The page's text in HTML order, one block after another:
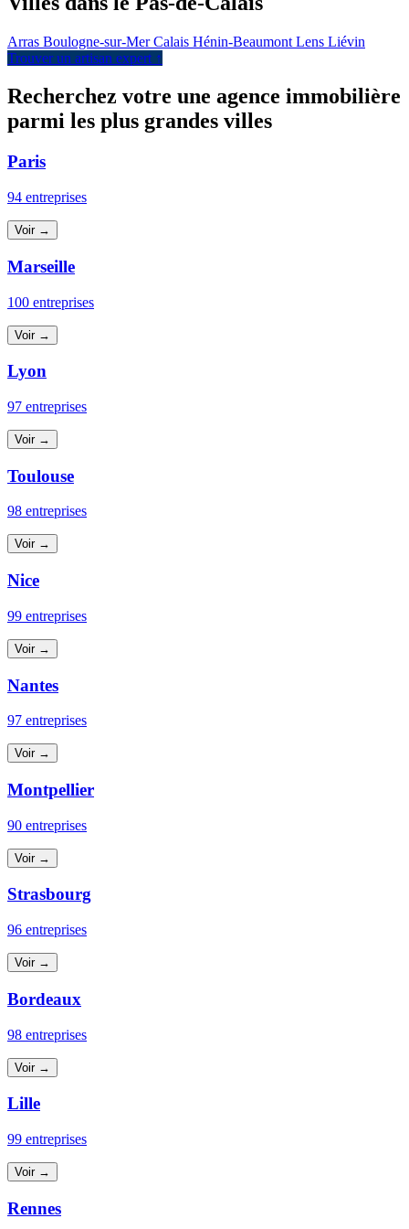
Arras Boulogne-sur-MerCalais Hénin-Beaumont Lens Liévin
Trouver un artisan expert ↑
Recherchez votre une agence immobilière
parmi les plus grandes villes
Paris
94 entreprises
Voir →
Marseille
100 entreprises
Voir →
Lyon
97 entreprises
Voir →
Toulouse
98 entreprises
Voir →
Nice
99 entreprises
Voir →
Nantes
97 entreprises
Voir →
Montpellier
90 entreprises
Voir →
Strasbourg
96 entreprises
Voir →
Bordeaux
98 entreprises
Voir →
Lille
99 entreprises
Voir →
Rennes